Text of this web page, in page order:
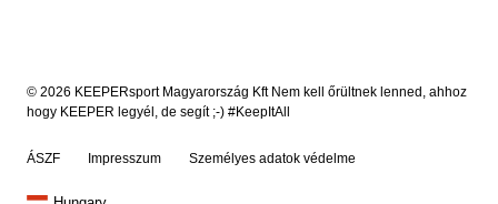
© 2026 KEEPERsport Magyarország Kft Nem kell őrültnek lenned, ahhoz
hogy KEEPER legyél, de segít ;-) #KeepItAll
ÁSZF Impresszum Személyes adatok védelme